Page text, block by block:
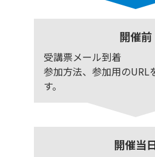
開催前
受講票メール到着
参加方法、参加用のURL
す。
開催当